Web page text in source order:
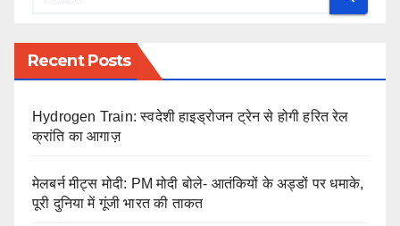
Recent Posts
Hydrogen Train: स्वदेशी हाइड्रोजन ट्रेन से होगी हरित रेल
क्रांति का आगाज़
मेलबर्न मीट्स मोदी: PM मोदी बोले- आतंकियों के अड्डों पर धमाके,
पूरी दुनिया में गूंजी भारत की ताकत